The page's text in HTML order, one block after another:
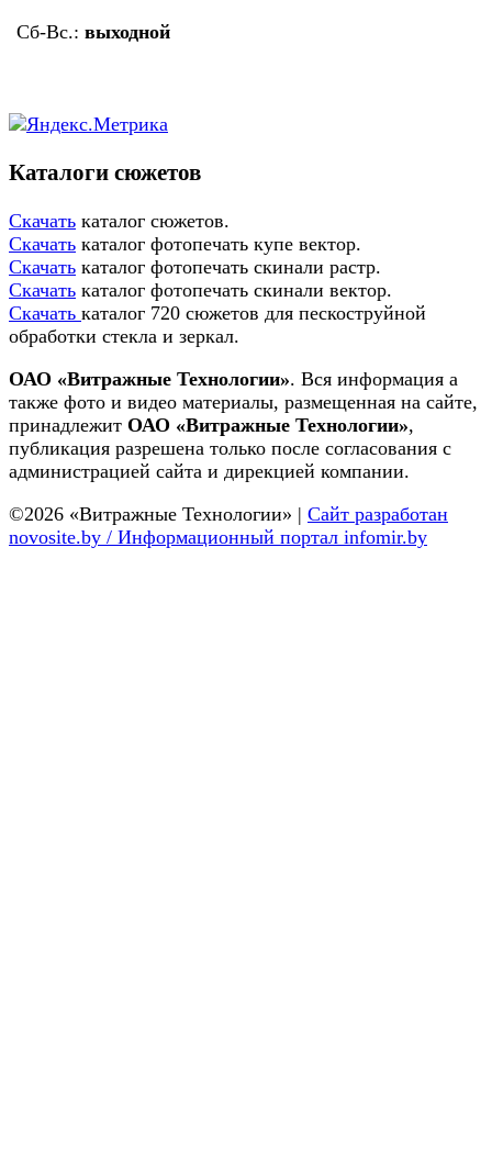
Сб-Вс.: выходной
Каталоги сюжетов
Скачать каталог сюжетов.
Скачать каталог фотопечать купе вектор.
Скачать каталог фотопечать скинали растр.
Скачать каталог фотопечать скинали вектор.
Скачать каталог 720 сюжетов для пескоструйной
обработки стекла и зеркал.
ОАО «Витражные Технологии». Вся информация а
также фото и видео материалы, размещенная на сайте,
принадлежит ОАО «Витражные Технологии»,
публикация разрешена только после согласования с
администрацией сайта и дирекцией компании.
©2026 «Витражные Технологии» | Сайт разработан
novosite.by / Информационный портал infomir.by